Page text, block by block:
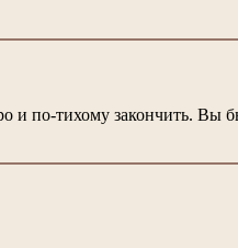
и по-тихому закончить. Вы